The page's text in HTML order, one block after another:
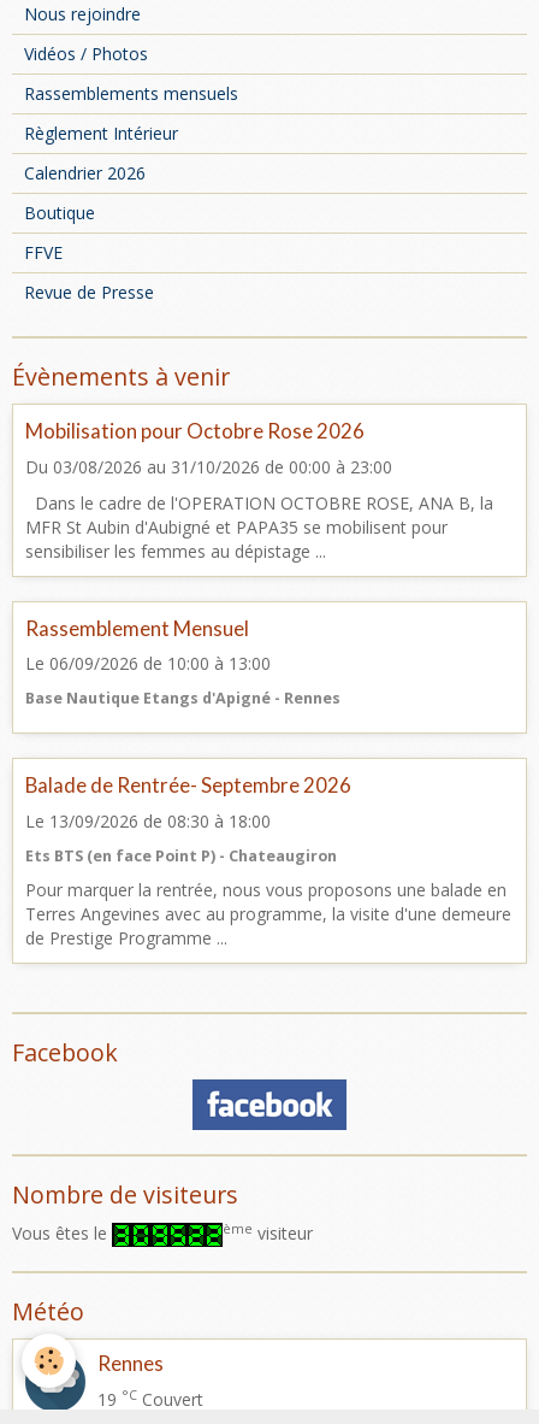
Mini
Nous rejoindre
Vidéos / Photos
Rassemblements mensuels
Règlement Intérieur
Calendrier 2026
Boutique
FFVE
Revue de Presse
Évènements à venir
Mobilisation pour Octobre Rose 2026
Du 03/08/2026 au 31/10/2026 de 00:00 à 23:00
Dans le cadre de l'OPERATION OCTOBRE ROSE, ANA B, la
MFR St Aubin d'Aubigné et PAPA35 se mobilisent pour
sensibiliser les femmes au dépistage ...
Rassemblement Mensuel
Le 06/09/2026 de 10:00 à 13:00
Base Nautique Etangs d'Apigné - Rennes
Balade de Rentrée- Septembre 2026
Le 13/09/2026 de 08:30 à 18:00
Ets BTS (en face Point P) - Chateaugiron
Pour marquer la rentrée, nous vous proposons une balade en
Terres Angevines avec au programme, la visite d'une demeure
de Prestige Programme ...
Facebook
Nombre de visiteurs
Vous êtes le ème visiteur
Météo
Rennes
19 °C Couvert